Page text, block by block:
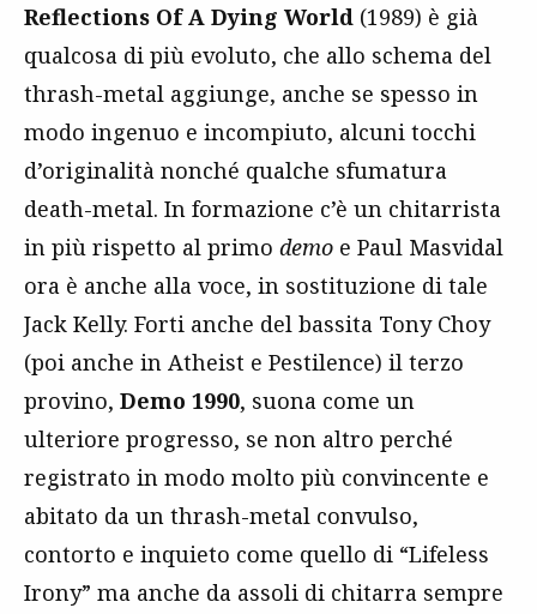
Reflections Of A Dying World (1989) è già
qualcosa di più evoluto, che allo schema del
thrash-metal aggiunge, anche se spesso in
modo ingenuo e incompiuto, alcuni tocchi
d’originalità nonché qualche sfumatura
death-metal. In formazione c’è un chitarrista
in più rispetto al primo demo e Paul Masvidal
ora è anche alla voce, in sostituzione di tale
Jack Kelly. Forti anche del bassita Tony Choy
(poi anche in Atheist e Pestilence) il terzo
provino, Demo 1990, suona come un
ulteriore progresso, se non altro perché
registrato in modo molto più convincente e
abitato da un thrash-metal convulso,
contorto e inquieto come quello di “Lifeless
Irony” ma anche da assoli di chitarra sempre